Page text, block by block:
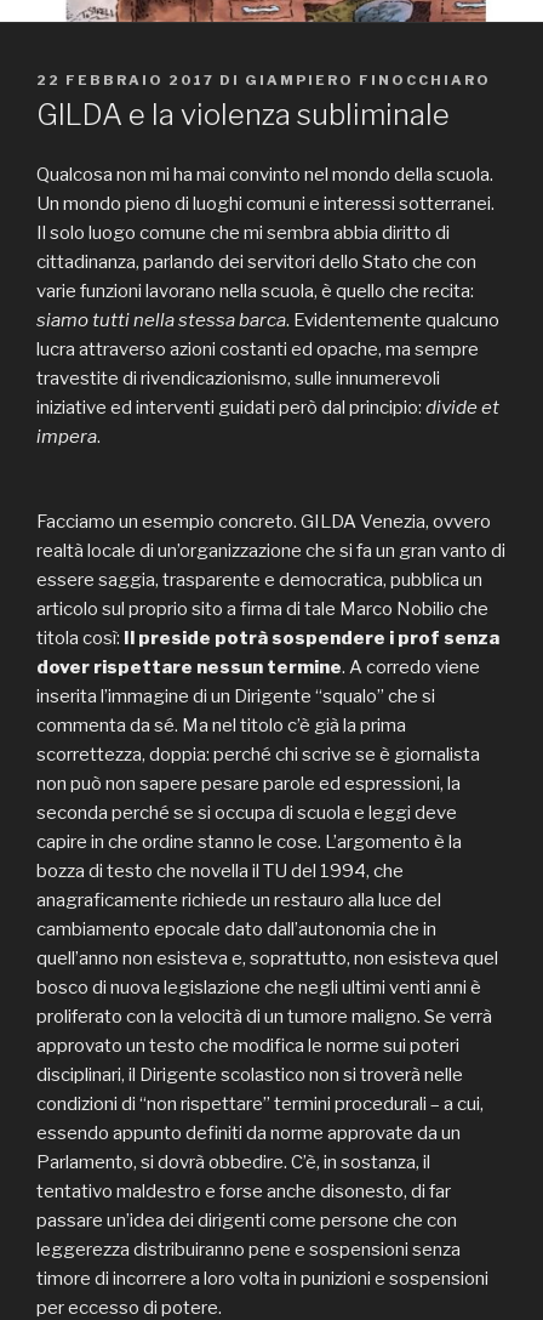
PUBBLICATO
IL
22 FEBBRAIO 2017 DI GIAMPIERO FINOCCHIARO
GILDA e la violenza subliminale
Qualcosa non mi ha mai convinto nel mondo della scuola.
Un mondo pieno di luoghi comuni e interessi sotterranei.
Il solo luogo comune che mi sembra abbia diritto di
cittadinanza, parlando dei servitori dello Stato che con
varie funzioni lavorano nella scuola, è quello che recita:
siamo tutti nella stessa barca. Evidentemente qualcuno
lucra attraverso azioni costanti ed opache, ma sempre
travestite di rivendicazionismo, sulle innumerevoli
iniziative ed interventi guidati però dal principio: divide et
impera.
Facciamo un esempio concreto. GILDA Venezia, ovvero
realtà locale di un’organizzazione che si fa un gran vanto di
essere saggia, trasparente e democratica, pubblica un
articolo sul proprio sito a firma di tale Marco Nobilio che
titola così: Il preside potrà sospendere i prof senza
dover rispettare nessun termine. A corredo viene
inserita l’immagine di un Dirigente “squalo” che si
commenta da sé. Ma nel titolo c’è già la prima
scorrettezza, doppia: perché chi scrive se è giornalista
non può non sapere pesare parole ed espressioni, la
seconda perché se si occupa di scuola e leggi deve
capire in che ordine stanno le cose. L’argomento è la
bozza di testo che novella il TU del 1994, che
anagraficamente richiede un restauro alla luce del
cambiamento epocale dato dall’autonomia che in
quell’anno non esisteva e, soprattutto, non esisteva quel
bosco di nuova legislazione che negli ultimi venti anni è
proliferato con la velocità di un tumore maligno. Se verrà
approvato un testo che modifica le norme sui poteri
disciplinari, il Dirigente scolastico non si troverà nelle
condizioni di “non rispettare” termini procedurali – a cui,
essendo appunto definiti da norme approvate da un
Parlamento, si dovrà obbedire. C’è, in sostanza, il
tentativo maldestro e forse anche disonesto, di far
passare un’idea dei dirigenti come persone che con
leggerezza distribuiranno pene e sospensioni senza
timore di incorrere a loro volta in punizioni e sospensioni
per eccesso di potere.